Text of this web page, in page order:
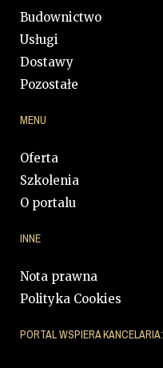
Budownictwo
Usługi
Dostawy
Pozostałe
MENU
Oferta
Szkolenia
O portalu
INNE
Nota prawna
Polityka Cookies
PORTAL WSPIERA KANCELARIA: